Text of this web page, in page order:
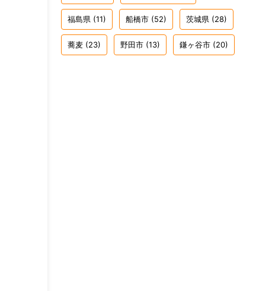
福島県 (11) 船橋市 (52) 茨城県 (28)
蕎麦 (23) 野田市 (13) 鎌ヶ谷市 (20)